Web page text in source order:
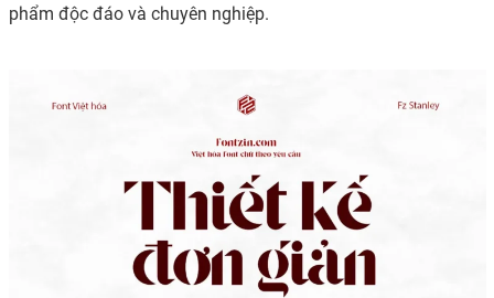
phẩm độc đáo và chuyên nghiệp.